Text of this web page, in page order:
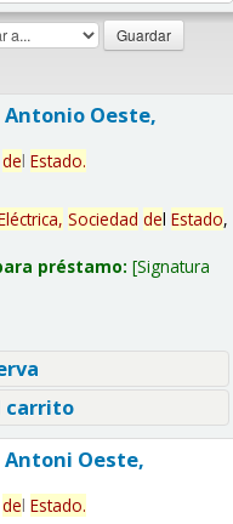
Oeste,
del Estado.
Sociedad del Estado,
préstamo: Signatura
carrito
Oeste,
del Estado.